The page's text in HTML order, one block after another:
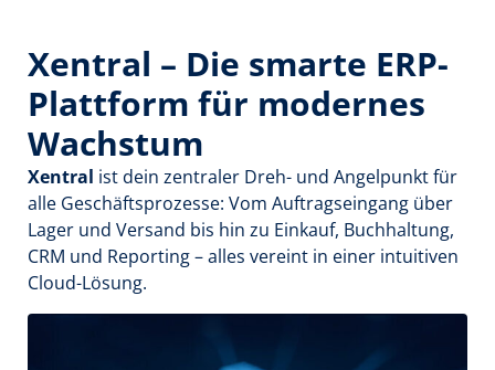
Xentral – Die smarte ERP-
Plattform für modernes
Wachstum​
Xentral ist dein zentraler Dreh- und Angelpunkt für
alle Geschäftsprozesse: Vom Auftragseingang über
Lager und Versand bis hin zu Einkauf, Buchhaltung,
CRM und Reporting – alles vereint in einer intuitiven
Cloud-Lösung.